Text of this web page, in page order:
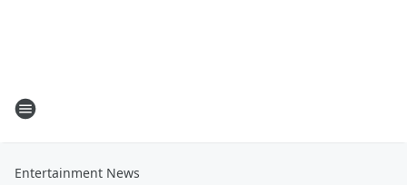
Entertainment News